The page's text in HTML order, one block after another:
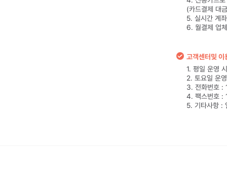
(카드결제 대
5. 실시간 계
6. 월결제 업
고객센터및 이
1. 평일 운영
2. 토요일 운
3. 전화번호
4. 팩스번호
5. 기타사항 :